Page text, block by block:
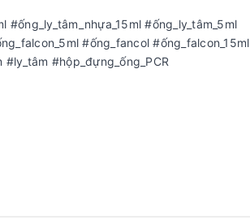
#ống_ly_tâm_nhựa_15ml #ống_ly_tâm_5ml
#ống_fancol #ống_falcon_15ml
#hộp_đựng_ống_PCR